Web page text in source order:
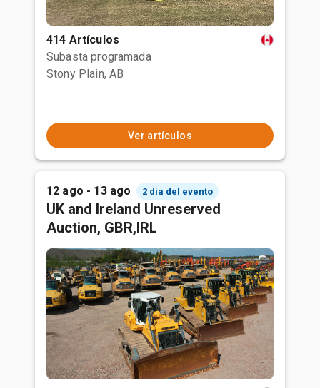
414 Artículos
Subasta programada
Stony Plain, AB
Ver artículos
12 ago - 13 ago 2 día del evento
UK and Ireland Unreserved
Auction, GBR,IRL